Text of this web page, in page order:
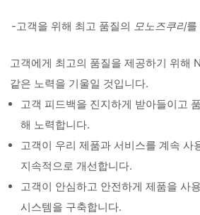
-고객을 위해 최고 품질의 모노즈쿠리를
고객에게 최고의 품질을 제공하기 위해
같은 노력을 기울일 것입니다.
고객 피드백을 진지하게 받아들이고
해 노력합니다.
고객이 우리 제품과 서비스를 계속 사
지속적으로 개선합니다.
고객이 안심하고 안전하게 제품을 사
시스템을 구축합니다.